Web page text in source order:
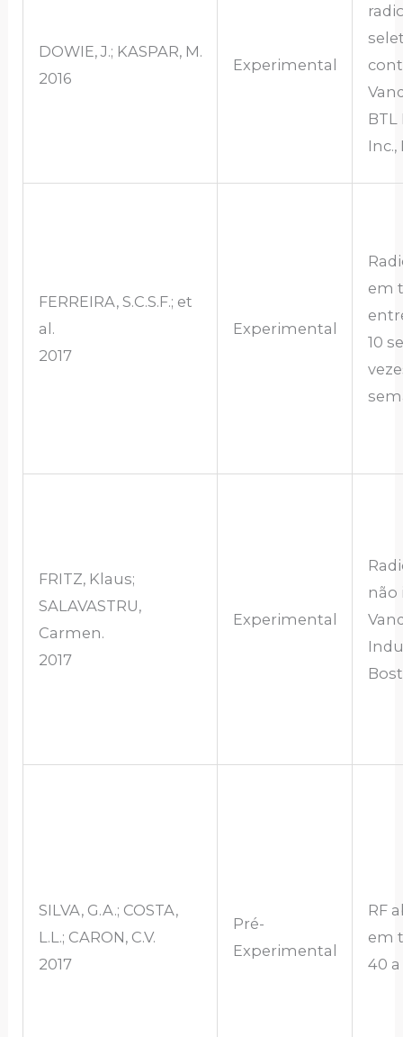
DOWIE, J.; KASPAR, M.
2016
Experimental
Inc.,
FERREIRA, S.C.S.F.; et
al.
2017
Experimental
em
10
FRITZ, Klaus;
SALAVASTRU,
Carmen.
2017
Experimental
não
SILVA, G.A.; COSTA,
L.L.; CARON, C.V.
2017
Pré-
Experimental
RF
em
40 a